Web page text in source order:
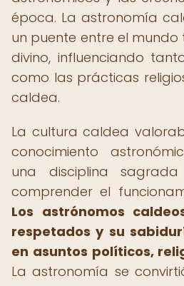
época. La astronomía
un puente entre el
divino, influenciando
como las prácticas
caldea.
La cultura caldea
conocimiento
una disciplina
comprender el
Los astrónomos
respetados y su
en asuntos políticos,
La astronomía se